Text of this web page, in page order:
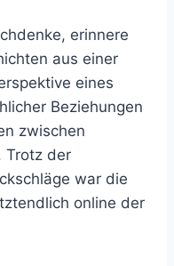
erinnere
aus einer
eines
Beziehungen
zwischen
Trotz der
war die
online der